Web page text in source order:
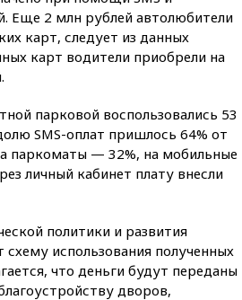
Еще 2 млн рублей автолюбители
карт, следует из данных
карт водители приобрели на
парковой воспользовались 53
SMS-оплат пришлось 64% от
паркоматы — 32%, на мобильные
личный кабинет плату внесли
политики и развития
использования полученных
что деньги будут переданы
дворов,